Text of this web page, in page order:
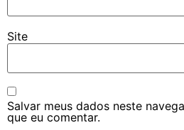
Site
Salvar meus dados neste
que eu comentar.